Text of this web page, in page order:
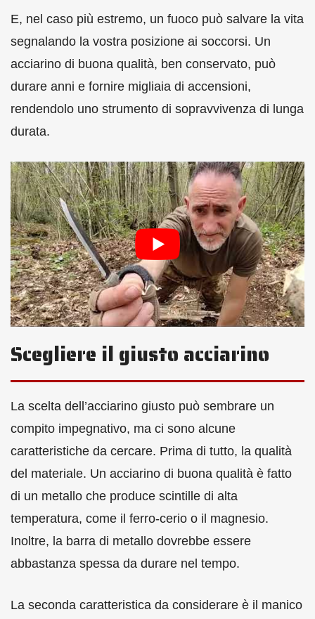
E, nel caso più estremo, un fuoco può salvare la vita
segnalando la vostra posizione ai soccorsi. Un
acciarino di buona qualità, ben conservato, può
durare anni e fornire migliaia di accensioni,
rendendolo uno strumento di sopravvivenza di lunga
durata.
Scegliere il giusto acciarino
La scelta dell’acciarino giusto può sembrare un
compito impegnativo, ma ci sono alcune
caratteristiche da cercare. Prima di tutto, la qualità
del materiale. Un acciarino di buona qualità è fatto
di un metallo che produce scintille di alta
temperatura, come il ferro-cerio o il magnesio.
Inoltre, la barra di metallo dovrebbe essere
abbastanza spessa da durare nel tempo.
La seconda caratteristica da considerare è il manico